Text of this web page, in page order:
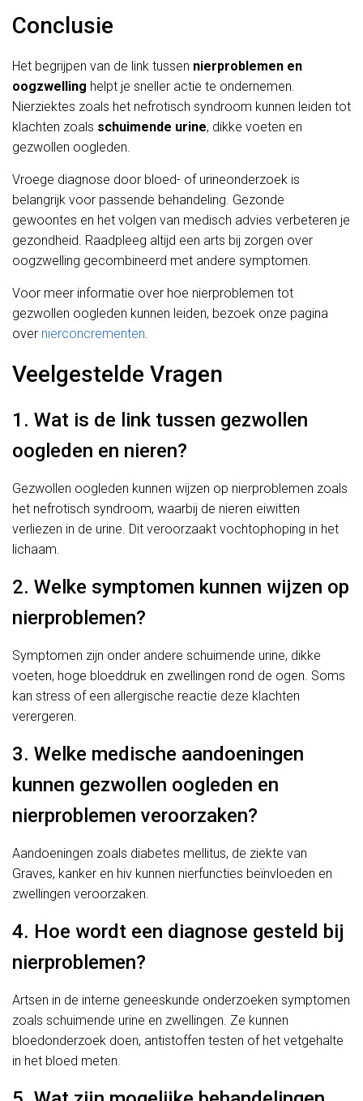
Conclusie
Het begrijpen van de link tussen nierproblemen en
oogzwelling helpt je sneller actie te ondernemen.
Nierziektes zoals het nefrotisch syndroom kunnen leiden tot
klachten zoals schuimende urine, dikke voeten en
gezwollen oogleden.
Vroege diagnose door bloed- of urineonderzoek is
belangrijk voor passende behandeling. Gezonde
gewoontes en het volgen van medisch advies verbeteren je
gezondheid. Raadpleeg altijd een arts bij zorgen over
oogzwelling gecombineerd met andere symptomen.
Voor meer informatie over hoe nierproblemen tot
gezwollen oogleden kunnen leiden, bezoek onze pagina
over nierconcrementen
Veelgestelde Vragen
1. Wat is de link tussen gezwollen
oogleden en nieren?
Gezwollen oogleden kunnen wijzen op nierproblemen zoals
het nefrotisch syndroom, waarbij de nieren eiwitten
verliezen in de urine. Dit veroorzaakt vochtophoping in het
lichaam.
2. Welke symptomen kunnen wijzen op
nierproblemen?
Symptomen zijn onder andere schuimende urine, dikke
voeten, hoge bloeddruk en zwellingen rond de ogen. Soms
kan stress of een allergische reactie deze klachten
verergeren.
3. Welke medische aandoeningen
kunnen gezwollen oogleden en
nierproblemen veroorzaken?
Aandoeningen zoals diabetes mellitus, de ziekte van
Graves, kanker en hiv kunnen nierfuncties beïnvloeden en
zwellingen veroorzaken.
4. Hoe wordt een diagnose gesteld bij
nierproblemen?
Artsen in de interne geneeskunde onderzoeken symptomen
zoals schuimende urine en zwellingen. Ze kunnen
bloedonderzoek doen, antistoffen testen of het vetgehalte
in het bloed meten.